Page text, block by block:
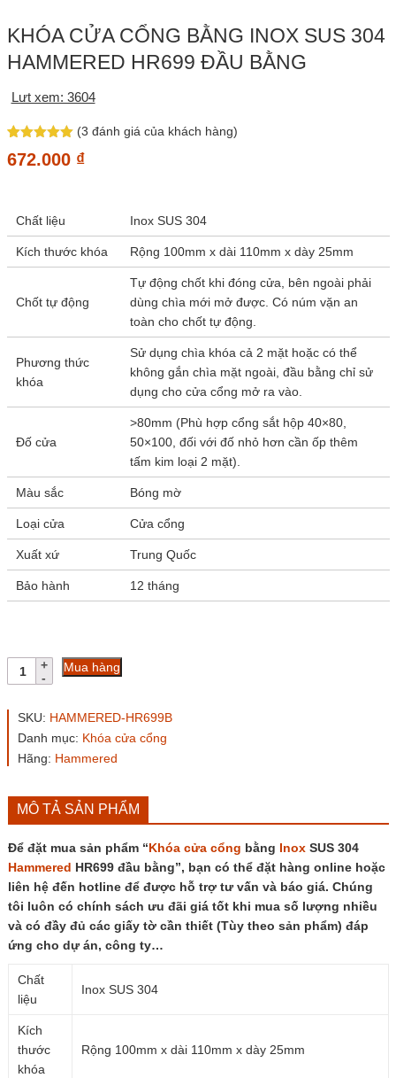
KHÓA CỬA CỔNG BẰNG INOX SUS 304
HAMMERED HR699 ĐẦU BẰNG
Lưt xem: 3604
dựa trên
(3 đánh giá của khách hàng)
672.000 ₫
Chất liệu Inox SUS 304
Kích thước khóa Rộng 100mm x dài 110mm x dày 25mm
Chốt tự động
Tự động chốt khi đóng cửa, bên ngoài phải
dùng chìa mới mở được. Có núm vặn an
toàn cho chốt tự động.
Phương thức
khóa
Sử dụng chìa khóa cả 2 mặt hoặc có thể
không gắn chìa mặt ngoài, đầu bằng chỉ sử
dụng cho cửa cổng mở ra vào.
Đố cửa
>80mm (Phù hợp cổng sắt hộp 40×80,
50×100, đối với đố nhỏ hơn cần ốp thêm
tấm kim loại 2 mặt).
Màu sắc Bóng mờ
Loại cửa Cửa cổng
Xuất xứ Trung Quốc
Bảo hành 12 tháng
Khóa
cửa
bằng
SUS
304
đầu
bằng
số
lượng
Mua hàng
SKU: HAMMERED-HR699B
Danh mục: Khóa cửa cổng
Hãng: Hammered
MÔ TẢ SẢN PHẨM
Để đặt mua sản phẩm “Khóa cửa cổng bằng InoxSUS 304
Hammered HR699 đầu bằng”, bạn có thể đặt hàng online hoặc
liên hệ đến hotline để được hỗ trợ tư vấn và báo giá. Chúng
tôi luôn có chính sách ưu đãi giá tốt khi mua số lượng nhiều
và có đầy đủ các giấy tờ cần thiết (Tùy theo sản phẩm) đáp
ứng cho dự án, công ty…
Chất
liệu
Inox SUS 304
Kích
thước
khóa
Rộng 100mm x dài 110mm x dày 25mm